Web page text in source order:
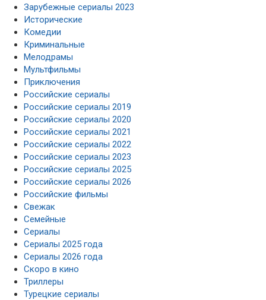
Зарубежные сериалы 2023
Исторические
Комедии
Криминальные
Мелодрамы
Мультфильмы
Приключения
Российские сериалы
Российские сериалы 2019
Российские сериалы 2020
Российские сериалы 2021
Российские сериалы 2022
Российские сериалы 2023
Российские сериалы 2025
Российские сериалы 2026
Российские фильмы
Свежак
Семейные
Сериалы
Сериалы 2025 года
Сериалы 2026 года
Скоро в кино
Триллеры
Турецкие сериалы